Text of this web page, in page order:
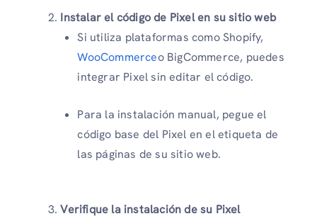
Instalar el código de Pixel en su sitio web
Si utiliza plataformas como Shopify,
WooCommerceo BigCommerce, puedes
integrar Pixel sin editar el código.
Para la instalación manual, pegue el
código base del Pixel en el etiqueta de
las páginas de su sitio web.
Verifique la instalación de su Pixel